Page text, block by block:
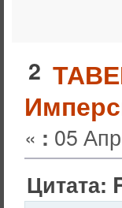
2
« : 05
Цитата: